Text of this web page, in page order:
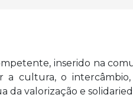
inserido na
a cultura, o
da valorização e